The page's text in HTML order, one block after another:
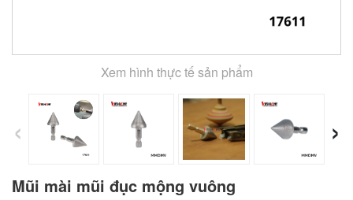
Xem hình thực tế sản phẩm
‹ ›
Mũi mài mũi đục mộng vuông